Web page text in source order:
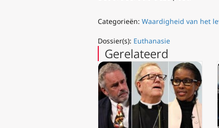
Categorieën: Waardigheid van het
Dossier(s): Euthanasie
Gerelateerd